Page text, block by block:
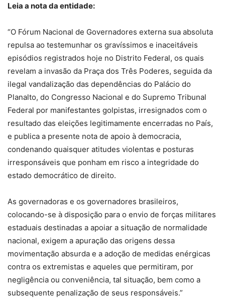
Leia a nota da entidade:
“O Fórum Nacional de Governadores externa sua absoluta
repulsa ao testemunhar os gravíssimos e inaceitáveis
episódios registrados hoje no Distrito Federal, os quais
revelam a invasão da Praça dos Três Poderes, seguida da
ilegal vandalização das dependências do Palácio do
Planalto, do Congresso Nacional e do Supremo Tribunal
Federal por manifestantes golpistas, irresignados com o
resultado das eleições legitimamente encerradas no País,
e publica a presente nota de apoio à democracia,
condenando quaisquer atitudes violentas e posturas
irresponsáveis que ponham em risco a integridade do
estado democrático de direito.
As governadoras e os governadores brasileiros,
colocando-se à disposição para o envio de forças militares
estaduais destinadas a apoiar a situação de normalidade
nacional, exigem a apuração das origens dessa
movimentação absurda e a adoção de medidas enérgicas
contra os extremistas e aqueles que permitiram, por
negligência ou conveniência, tal situação, bem como a
subsequente penalização de seus responsáveis.”